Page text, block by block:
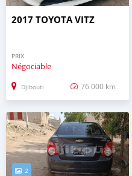
2017 TOYOTA VITZ
PRIX
Négociable
Djibouti 76 000 km
2